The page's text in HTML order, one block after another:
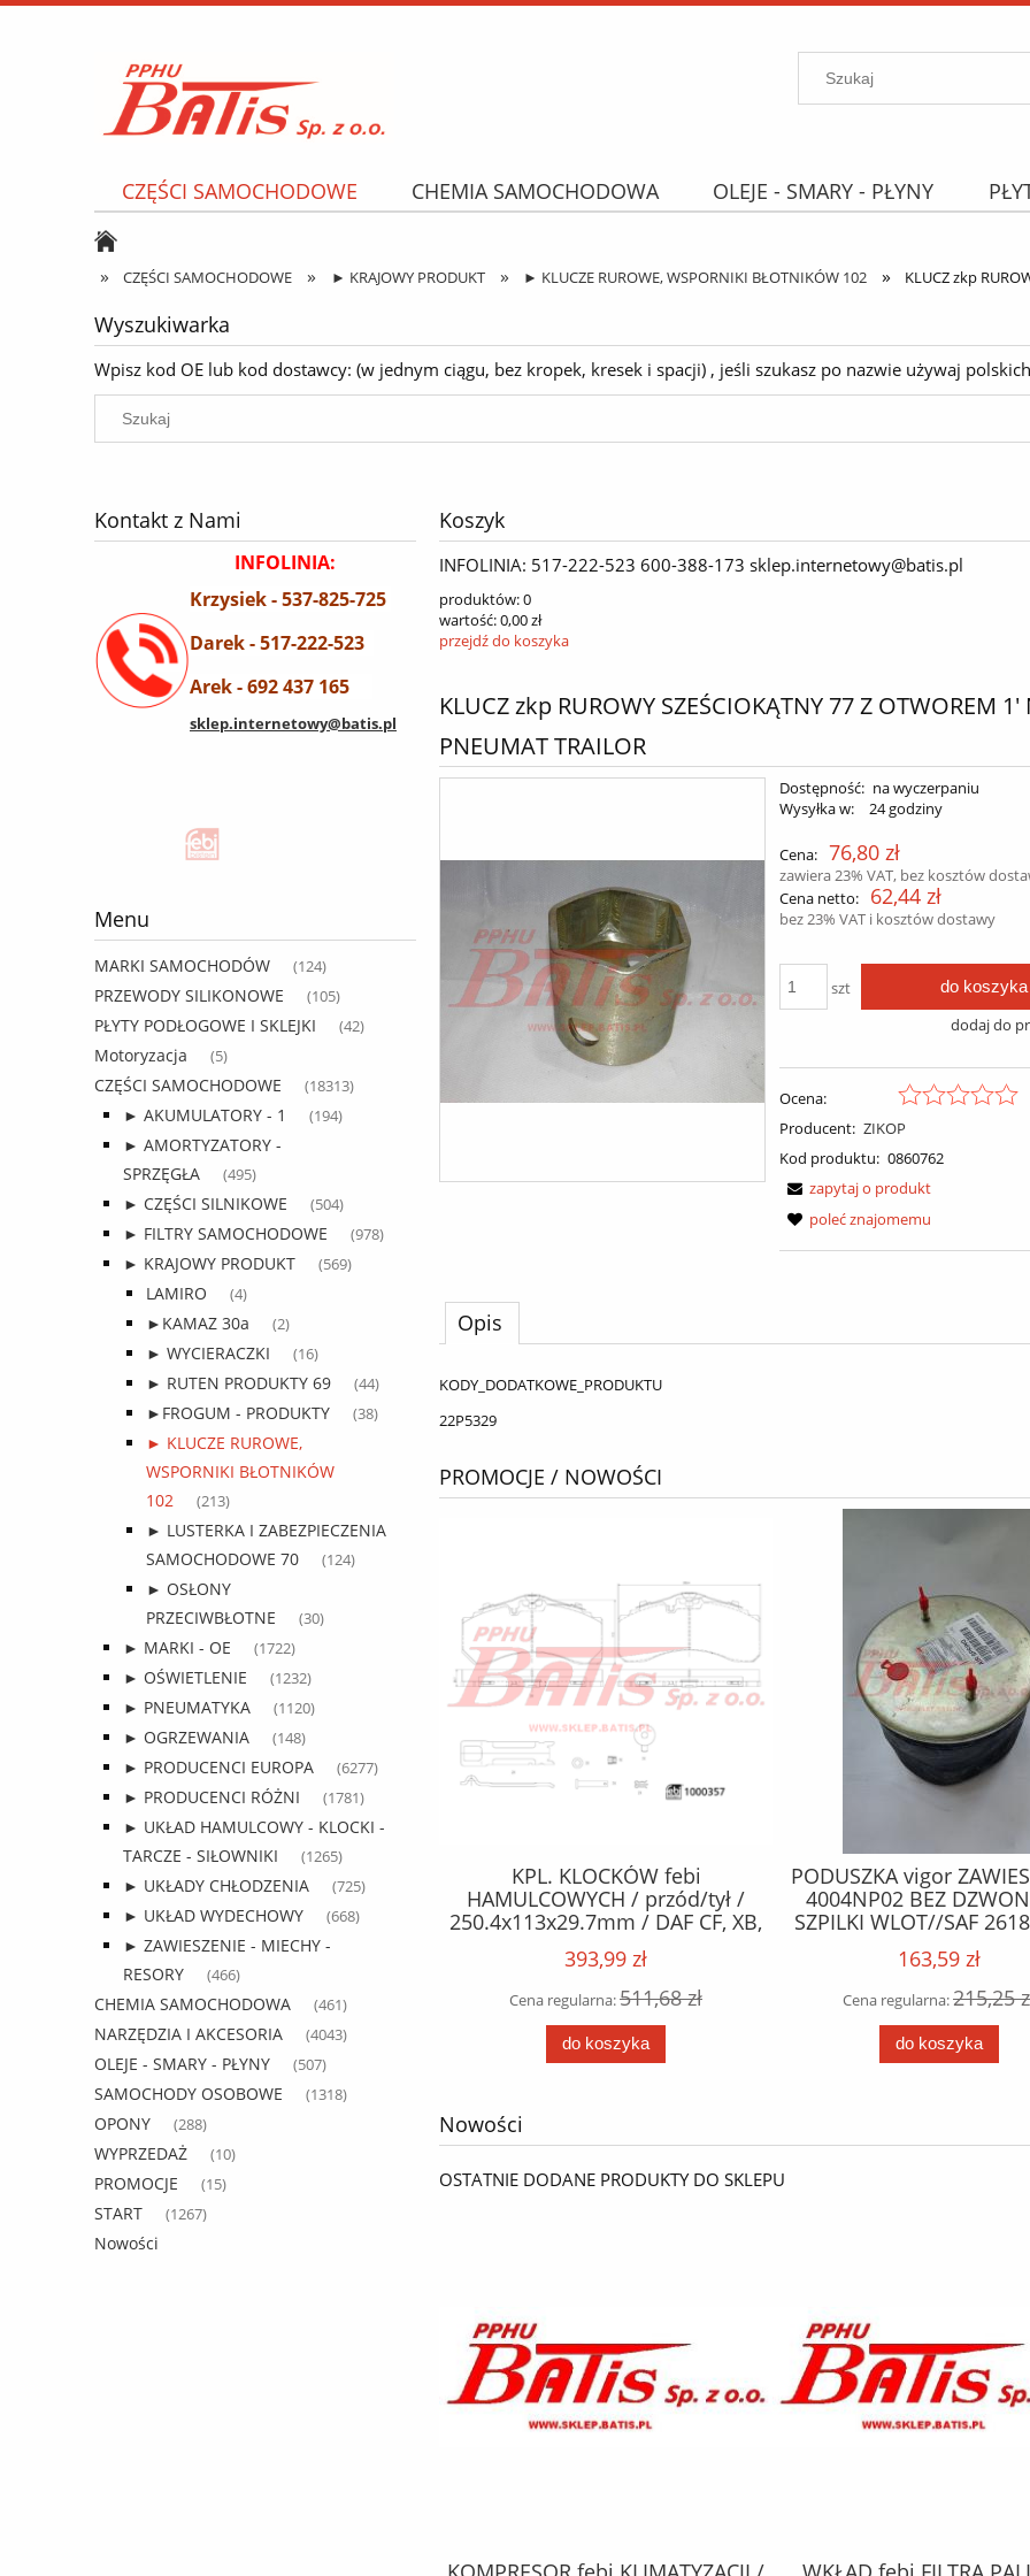
CZĘŚCI SAMOCHODOWE CHEMIA SAMOCHODOWA OLEJE - SMARY - PŁYNY
» CZĘŚCI SAMOCHODOWE » ► KRAJOWY PRODUKT » ► KLUCZE RUROWE, WSPORNIKI BŁOTNIKÓW 102 » KLUCZ zkp
Wyszukiwarka
Wpisz kod OE lub kod dostawcy: (w jednym ciągu, bez kropek, kresek i spacji) , jeśli szukasz po nazwie używaj
Kontakt z Nami
INFOLINIA:
Krzysiek - 537-825-725
Darek - 517-222-523
Arek - 692 437 165
sklep.internetowy@batis.pl
Menu
MARKI SAMOCHODÓW (124)
PRZEWODY SILIKONOWE (105)
PŁYTY PODŁOGOWE I SKLEJKI (42)
Motoryzacja (5)
CZĘŚCI SAMOCHODOWE (18313)
► AKUMULATORY - 1 (194)
► AMORTYZATORY -
SPRZĘGŁA
(495)
► CZĘŚCI SILNIKOWE (504)
► FILTRY SAMOCHODOWE (978)
► KRAJOWY PRODUKT (569)
LAMIRO (4)
►KAMAZ 30a (2)
► WYCIERACZKI (16)
► RUTEN PRODUKTY 69 (44)
►FROGUM - PRODUKTY (38)
► KLUCZE RUROWE,
WSPORNIKI BŁOTNIKÓW
102
(213)
► LUSTERKA I ZABEZPIECZENIA
SAMOCHODOWE 70
(124)
► OSŁONY
PRZECIWBŁOTNE
(30)
► MARKI - OE (1722)
► OŚWIETLENIE (1232)
► PNEUMATYKA (1120)
► OGRZEWANIA (148)
► PRODUCENCI EUROPA (6277)
► PRODUCENCI RÓŻNI (1781)
► UKŁAD HAMULCOWY - KLOCKI -
TARCZE - SIŁOWNIKI
(1265)
► UKŁADY CHŁODZENIA (725)
► UKŁAD WYDECHOWY (668)
► ZAWIESZENIE - MIECHY -
RESORY
(466)
CHEMIA SAMOCHODOWA (461)
NARZĘDZIA I AKCESORIA (4043)
OLEJE - SMARY - PŁYNY (507)
SAMOCHODY OSOBOWE (1318)
OPONY (288)
WYPRZEDAŻ (10)
PROMOCJE (15)
START (1267)
Nowości
Koszyk
INFOLINIA: 517-222-523 600-388-173 sklep.internetowy@batis.pl
produktów:0
wartość:0,00 zł
przejdź do koszyka
KLUCZ zkp RUROWY SZEŚCIOKĄTNY 77 Z OTWOREM 1'
PNEUMAT TRAILOR
Dostępność: na wyczerpaniu
Wysyłka w:
24 godziny
Cena: 76,80 zł
zawiera 23% VAT, bez kosztów
Cena netto:
62,44 zł
bez 23% VAT i kosztów dostawy
szt do koszyka
dodaj do
Ocena:
Producent: ZIKOP
Kod produktu: 0860762
zapytaj o produkt
poleć znajomemu
Opis
KODY_DODATKOWE_PRODUKTU
22P5329
PROMOCJE / NOWOŚCI
PAS cargo ŁADUNKOWY 5T 10M /
ERGO 1 / KPL. Z GRZECHOTKĄ /
500dan / opakowanie 8 szt /
36,17 zł
Cena regularna: 46,37 zł
do koszyka
KPL. KLOCKÓW febi
HAMULCOWYCH / przód/tył /
250.4x113x29.7mm / DAF CF, XB,
XBC, XD, XDC, XF II, XFC, XG, XG+
1DB2022-1NA06-PX-7239 05.13- /
393,99 zł
Cena regularna:511,68 zł
do koszyka
PODUSZKA vigor
4004NP02 BEZ
SZPILKI WLOT//SAF
163,59 zł
Cena regularna:215,25
do koszyka
Nowości
OSTATNIE DODANE PRODUKTY DO SKLEPU